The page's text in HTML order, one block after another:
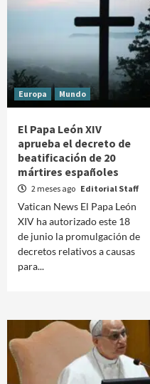
Europa Mundo
El Papa León XIV
aprueba el decreto de
beatificación de 20
mártires españoles
2 meses ago Editorial Staff
Vatican News El Papa León
XIV ha autorizado este 18
de junio la promulgación de
decretos relativos a causas
para...